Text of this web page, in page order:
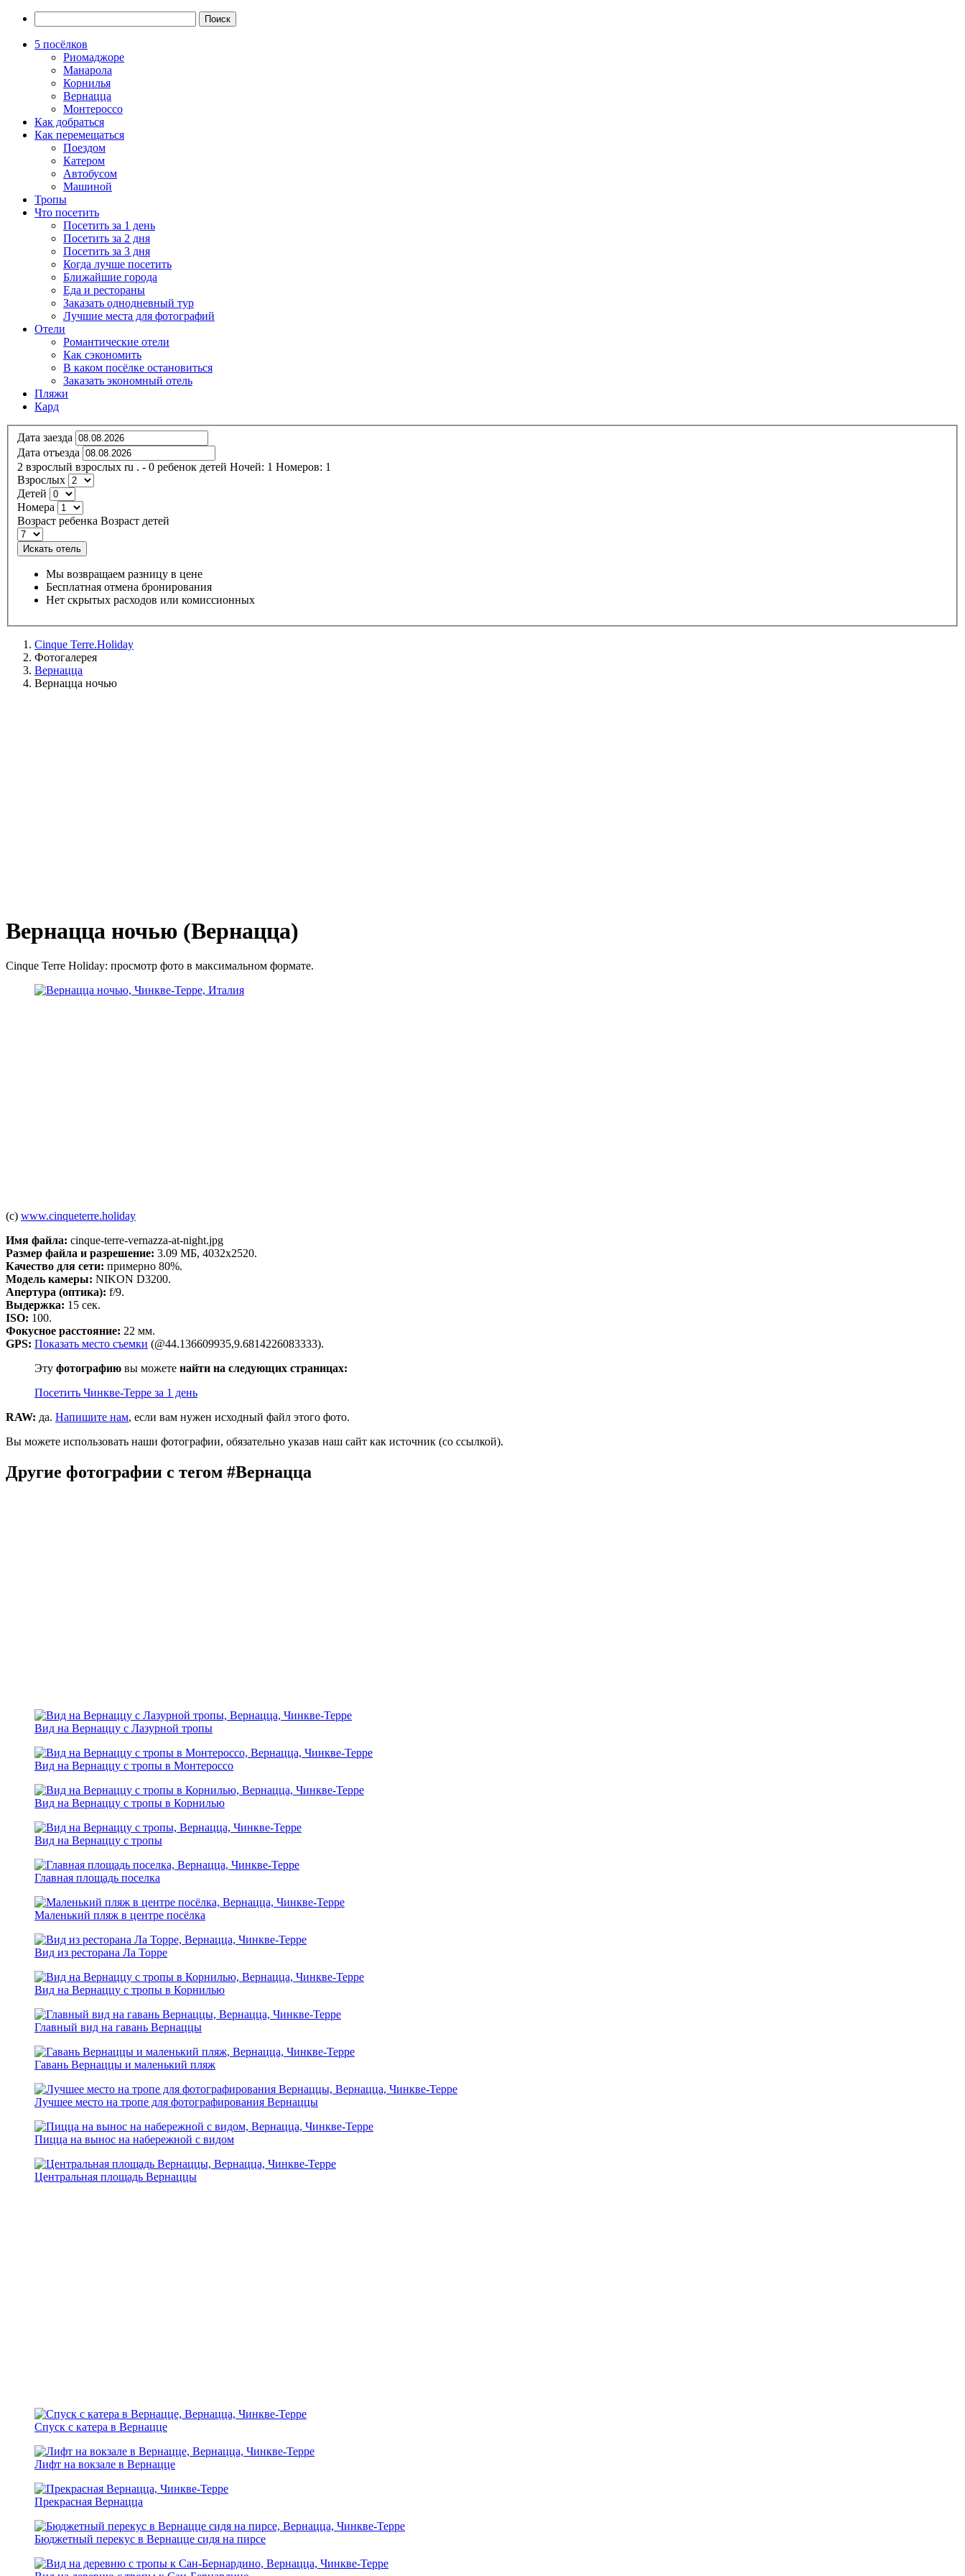
5 посёлков
Риомаджоре
Манарола
Корнилья
Вернацца
Монтероссо
Как добраться
Как перемещаться
Поездом
Катером
Автобусом
Машиной
Тропы
Что посетить
Посетить за 1 день
Посетить за 2 дня
Посетить за 3 дня
Когда лучше посетить
Ближайшие города
Еда и рестораны
Заказать однодневный тур
Лучшие места для фотографий
Отели
Романтические отели
Как сэкономить
В каком посёлке остановиться
Заказать экономный отель
Пляжи
Кард
Дата заезда
Дата отъезда
2 взрослый взрослых ru . - 0 ребенок детей Ночей: 1 Номеров: 1
Взрослых
Детей
Номера
Возраст ребенка Возраст детей
Искать отель
Мы возвращаем разницу в цене
Бесплатная отмена бронирования
Нет скрытых расходов или комиссионных
Cinque Terre.Holiday
Фотогалерея
Вернацца
Вернацца ночью
Вернацца ночью (Вернацца)
Cinque Terre Holiday: просмотр фото в максимальном формате.
(c) www.cinqueterre.holiday
Имя файла: cinque-terre-vernazza-at-night.jpg
Размер файла и разрешение: 3.09 МБ, 4032x2520.
Качество для сети: примерно 80%.
Модель камеры: NIKON D3200.
Апертура (оптика): f/9.
Выдержка: 15 сек.
ISO: 100.
Фокусное расстояние: 22 мм.
GPS: Показать место съемки (@44.136609935,9.6814226083333).
Эту фотографию вы можете найти на следующих страницах:
Посетить Чинкве-Терре за 1 день
RAW: да. Напишите нам, если вам нужен исходный файл этого фото.
Вы можете использовать наши фотографии, обязательно указав наш сайт как источник (со ссылкой).
Другие фотографии с тегом #Вернацца
Вид на Вернаццу с Лазурной тропы
Вид на Вернаццу с тропы в Монтероссо
Вид на Вернаццу с тропы в Корнилью
Вид на Вернаццу с тропы
Главная площадь поселка
Маленький пляж в центре посёлка
Вид из ресторана Ла Торре
Вид на Вернаццу с тропы в Корнилью
Главный вид на гавань Вернаццы
Гавань Вернаццы и маленький пляж
Лучшее место на тропе для фотографирования Вернаццы
Пицца на вынос на набережной с видом
Центральная площадь Вернаццы
Спуск с катера в Вернацце
Лифт на вокзале в Вернацце
Прекрасная Вернацца
Бюджетный перекус в Вернацце сидя на пирсе